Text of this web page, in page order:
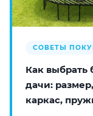
СОВЕТЫ
Как выбрать
дачи:
каркас,